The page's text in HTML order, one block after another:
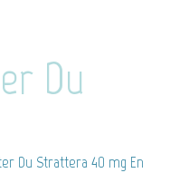
Du
Du Strattera 40 mg En